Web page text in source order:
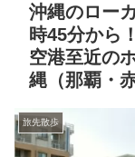
沖縄のロー
時45分から
空港至近の
縄（那覇・赤
旅先散歩